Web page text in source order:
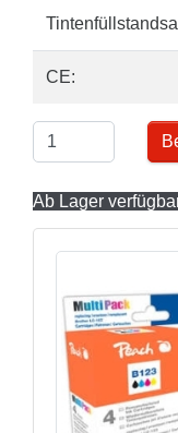
CE:
Ab Lager